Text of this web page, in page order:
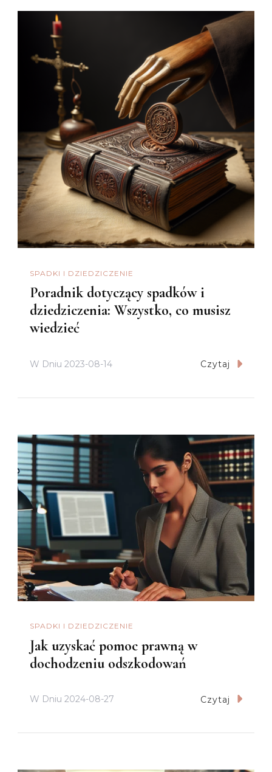
SPADKI I DZIEDZICZENIE
Poradnik dotyczący spadków i
dziedziczenia: Wszystko, co musisz
wiedzieć
W Dniu 2023-08-14 Czytaj
SPADKI I DZIEDZICZENIE
Jak uzyskać pomoc prawną w
dochodzeniu odszkodowań
W Dniu 2024-08-27 Czytaj